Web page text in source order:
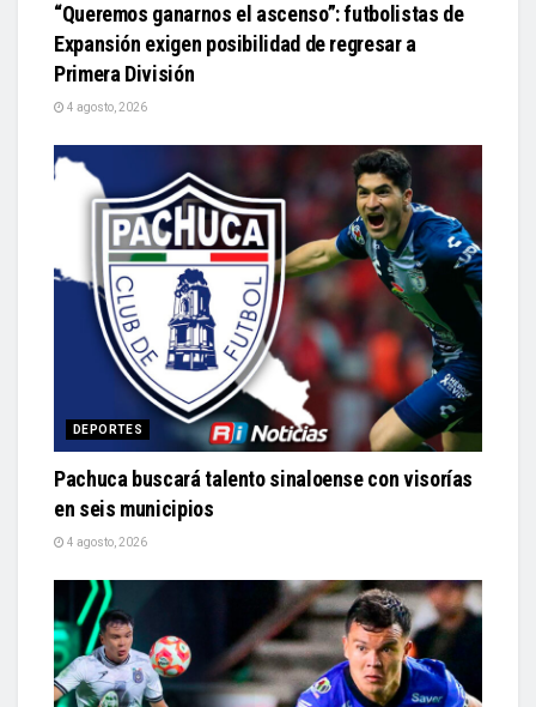
“Queremos ganarnos el ascenso”: futbolistas de
Expansión exigen posibilidad de regresar a
Primera División
4 agosto, 2026
DEPORTES
Pachuca buscará talento sinaloense con visorías
en seis municipios
4 agosto, 2026